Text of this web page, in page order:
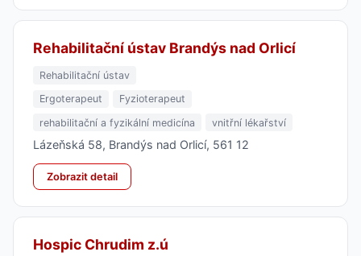
Rehabilitační ústav Brandýs nad Orlicí
Rehabilitační ústav
Ergoterapeut
Fyzioterapeut
rehabilitační a fyzikální medicína
vnitřní lékařství
Lázeňská 58, Brandýs nad Orlicí, 561 12
Zobrazit detail
Hospic Chrudim z.ú